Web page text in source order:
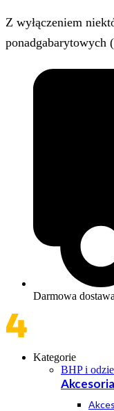
Z wyłączeniem
ponadgabarytowych
Darmowa
Kategorie
BHP i
Akcesoria